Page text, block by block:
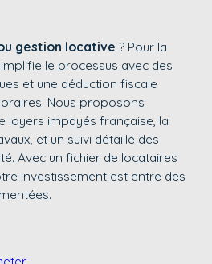
gestion locative ? Pour la
le processus avec des
et une déduction fiscale
Nous proposons
loyers impayés française, la
et un suivi détaillé des
Avec un fichier de locataires
investissement est entre des